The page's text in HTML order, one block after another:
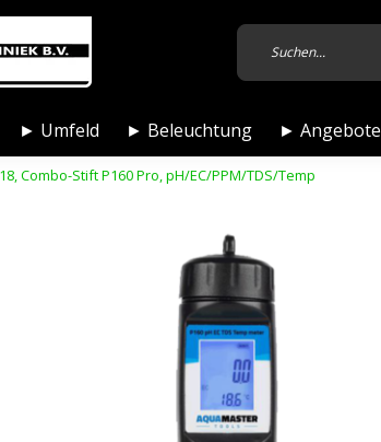
► Umfeld ► Beleuchtung ► Angebote
Combo-Stift P160 Pro, pH/EC/PPM/TDS/Temp